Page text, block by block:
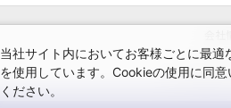
システムメ
当社サイト内においてお客様ごとに最
を使用しています。Cookieの使用に同
ください。